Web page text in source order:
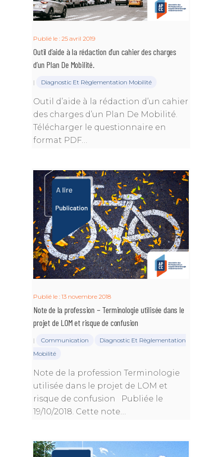
Publié le : 25 avril 2019
Outil d’aide à la rédaction d’un cahier des charges
d’un Plan De Mobilité.
| Diagnostic Et Règlementation Mobilité
Outil d’aide à la rédaction d’un cahier
des charges d’un Plan De Mobilité.
Télécharger le questionnaire en
format PDF…
Publié le : 13 novembre 2018
Note de la profession – Terminologie utilisée dans le
projet de LOM et risque de confusion
| Communication
Diagnostic Et Règlementation
Mobilité
Note de la profession Terminologie
utilisée dans le projet de LOM et
risque de confusion Publiée le
19/10/2018. Cette note…